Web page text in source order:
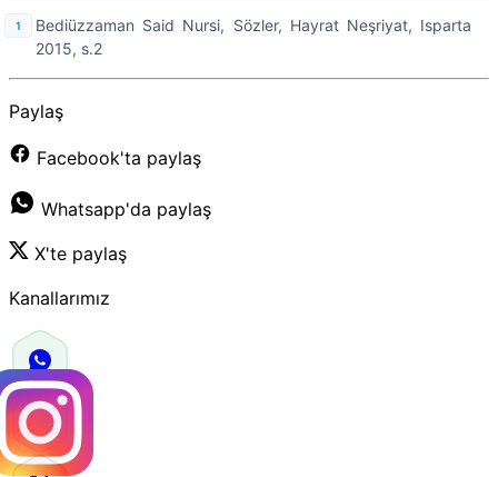
Bediüzzaman Said Nursi, Sözler, Hayrat Neşriyat, Isparta
2015, s.2
Paylaş
Facebook'ta paylaş
Whatsapp'da paylaş
X'te paylaş
Kanallarımız